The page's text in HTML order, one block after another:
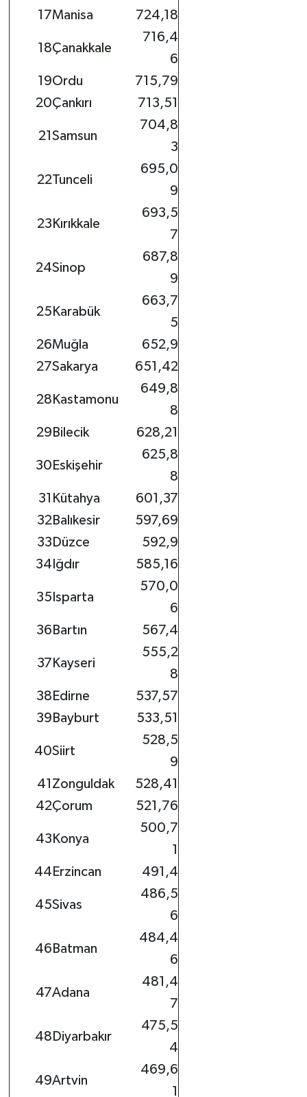
17Manisa 724,18
18Çanakkale
716,4
6
19Ordu
715,79
20Çankırı 713,51
21 Samsun
704,8
3
22Tunceli
695,0
9
23 Kırıkkale
693,5
7
24Sinop
687,8
9
25 Karabük
663,7
5
26Muğla
652,9
27Sakarya 651,42
28 Kastamonu
649,8
8
29 Bilecik 628,21
30 Eskişehir
625,8
8
31 Kütahya
601,37
32Balıkesir
597,69
33 Düzce
592,9
34 Iğdır 585,16
35 Isparta
570,0
6
36 Bartın 567,4
37 Kayseri
555,2
8
38 Edirne
537,57
39 Bayburt 533,51
40Siirt
528,5
9
41 Zonguldak
528,41
42Çorum 521,76
43 Konya
500,7
1
44 Erzincan 491,4
45Sivas
486,5
6
46 Batman
484,4
6
47Adana
481,4
7
48 Diyarbakır
475,5
4
49Artvin
469,6
1